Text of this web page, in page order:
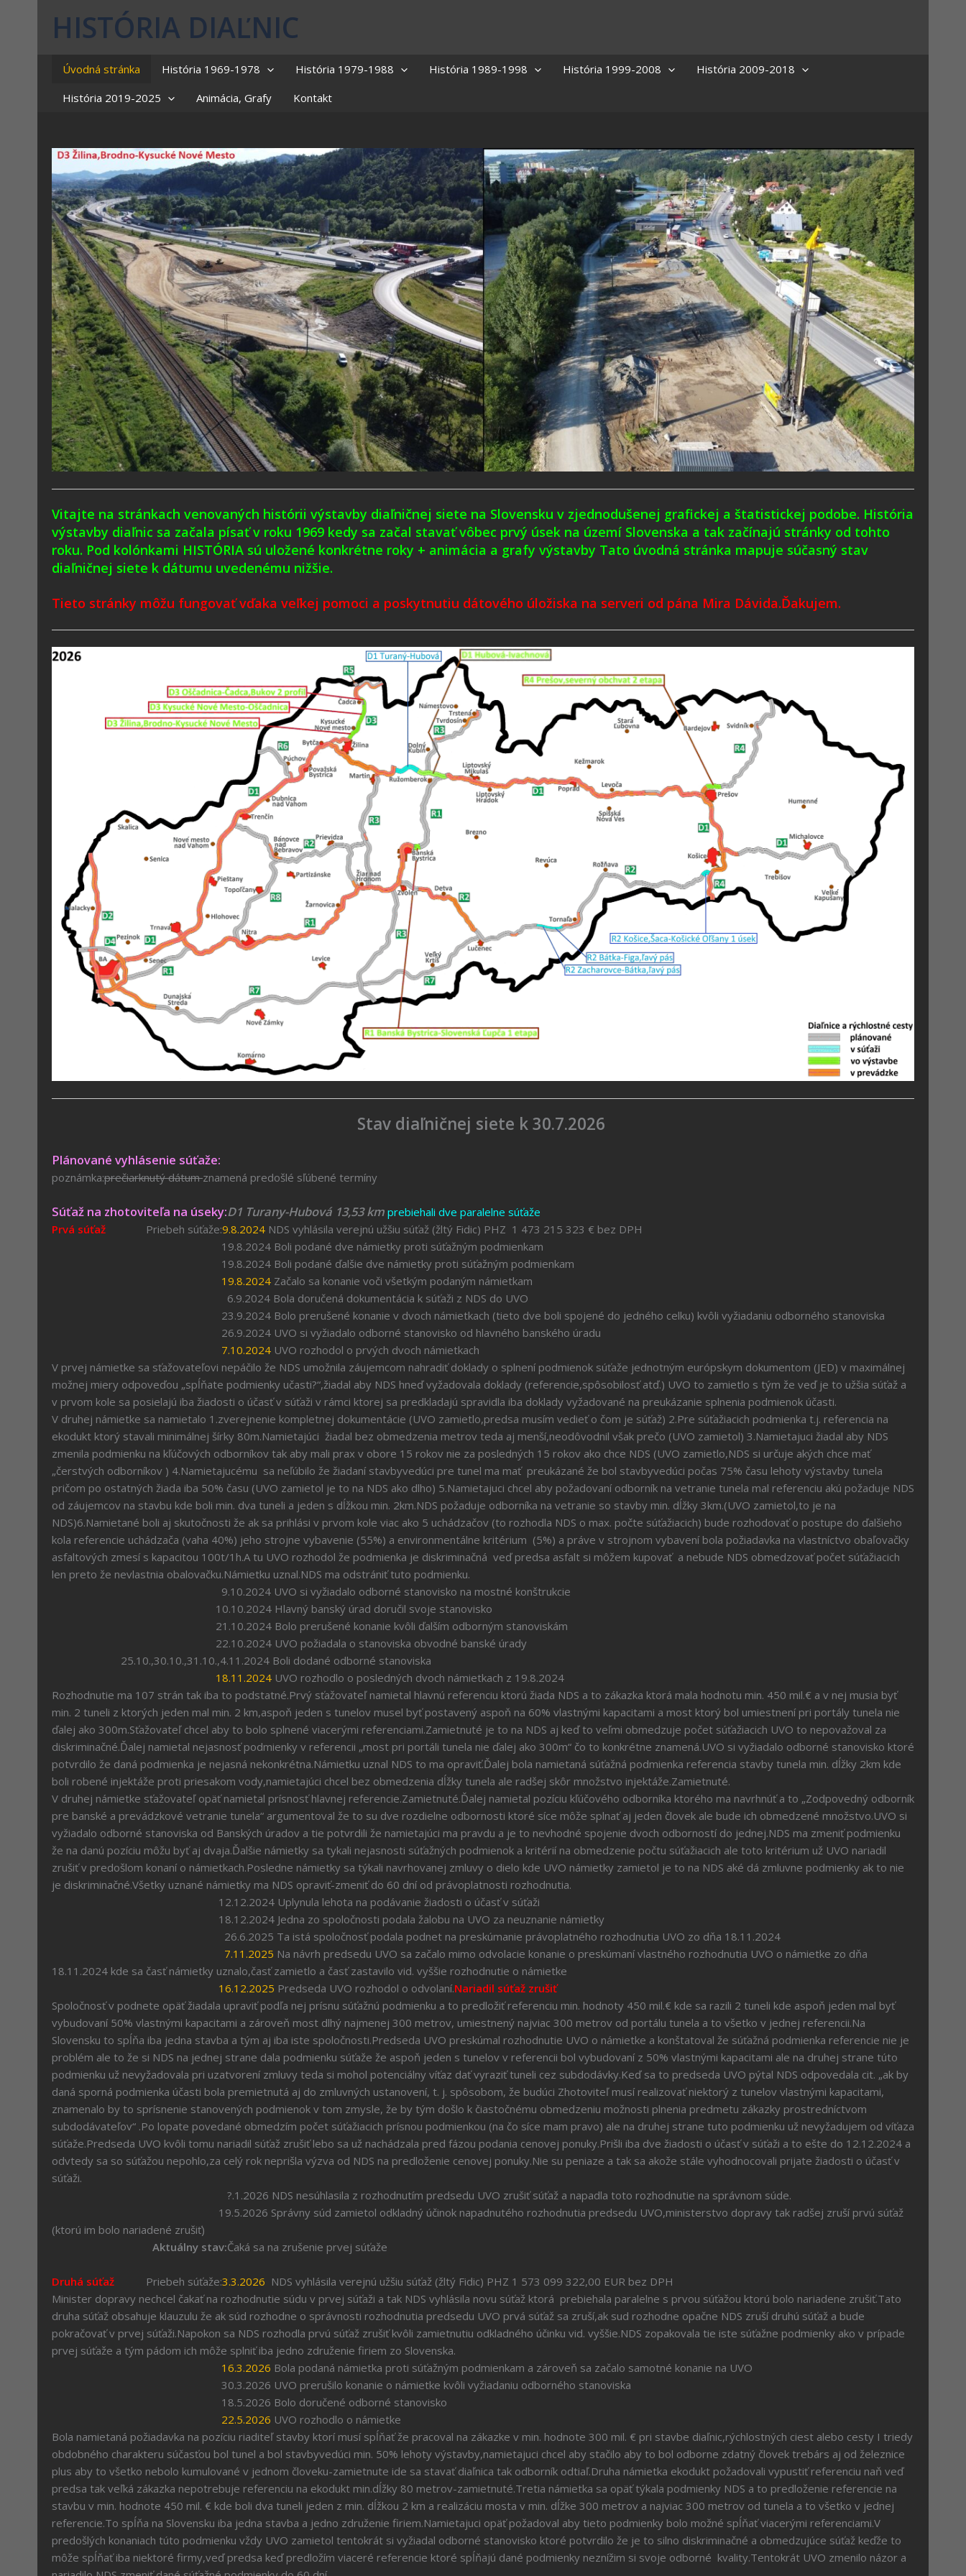
HISTÓRIA DIAĽNIC
Úvodná stránka História 1969-1978 História 1979-1988 História 1989-1998 História 1999-2008
História 2009-2018
História 2019-2025
Animácia, Grafy Kontakt
Vitajte na stránkach venovaných histórii výstavby diaľničnej siete na Slovensku v zjednodušenej grafickej a štatistickej podobe. História
výstavby diaľnic sa začala písať v roku 1969 kedy sa začal stavať vôbec prvý úsek na území Slovenska a tak začínajú stránky od tohto
roku. Pod kolónkami HISTÓRIA sú uložené konkrétne roky + animácia a grafy výstavby Tato úvodná stránka mapuje súčasný stav
diaľničnej siete k dátumu uvedenému nižšie.
Tieto stránky môžu fungovať vďaka veľkej pomoci a poskytnutiu dátového úložiska na serveri od pána Mira Dávida.Ďakujem.
Stav diaľničnej siete k 30.7.2026
Plánované vyhlásenie súťaže:
poznámka:prečiarknutý dátumznamená predošlé sľúbené termíny
Súťaž na zhotoviteľa na úseky:D1 Turany-Hubová 13,53 km prebiehali dve paralelne súťaže
Prvá súťaž Priebeh súťaže:9.8.2024 NDS vyhlásila verejnú užšiu súťaž (žltý Fidic) PHZ 1 473 215 323 € bez DPH
19.8.2024 Boli podané dve námietky proti súťažným podmienkam
19.8.2024 Boli podané ďalšie dve námietky proti súťažným podmienkam
19.8.2024 Začalo sa konanie voči všetkým podaným námietkam
6.9.2024 Bola doručená dokumentácia k súťaži z NDS do UVO
23.9.2024 Bolo prerušené konanie v dvoch námietkach (tieto dve boli spojené do jedného celku) kvôli vyžiadaniu odborného stanoviska
26.9.2024 UVO si vyžiadalo odborné stanovisko od hlavného banského úradu
7.10.2024 UVO rozhodol o prvých dvoch námietkach
V prvej námietke sa sťažovateľovi nepáčilo že NDS umožnila záujemcom nahradiť doklady o splnení podmienok súťaže jednotným európskym dokumentom (JED) v maximálnej
možnej miery odpoveďou „spĺňate podmienky učasti?“,žiadal aby NDS hneď vyžadovala doklady (referencie,spôsobilosť atď.) UVO to zamietlo s tým že veď je to užšia súťaž a
v prvom kole sa posielajú iba žiadosti o účasť v súťaži v rámci ktorej sa predkladajú spravidla iba doklady vyžadované na preukázanie splnenia podmienok účasti.
V druhej námietke sa namietalo 1.zverejnenie kompletnej dokumentácie (UVO zamietlo,predsa musím vedieť o čom je súťaž) 2.Pre súťažiacich podmienka t.j. referencia na
ekodukt ktorý stavali minimálnej šírky 80m.Namietajúci žiadal bez obmedzenia metrov teda aj menší,neodôvodnil však prečo (UVO zamietol) 3.Namietajuci žiadal aby NDS
zmenila podmienku na kľúčových odborníkov tak aby mali prax v obore 15 rokov nie za posledných 15 rokov ako chce NDS (UVO zamietlo,NDS si určuje akých chce mať
„čerstvých odborníkov ) 4.Namietajucému sa neľúbilo že žiadaní stavbyvedúci pre tunel ma mať preukázané že bol stavbyvedúci počas 75% času lehoty výstavby tunela
pričom po ostatných žiada iba 50% času (UVO zamietol je to na NDS ako dlho) 5.Namietajuci chcel aby požadovaní odborník na vetranie tunela mal referenciu akú požaduje NDS
od záujemcov na stavbu kde boli min. dva tuneli a jeden s dĺžkou min. 2km.NDS požaduje odborníka na vetranie so stavby min. dĺžky 3km.(UVO zamietol,to je na
NDS)6.Namietané boli aj skutočnosti že ak sa prihlási v prvom kole viac ako 5 uchádzačov (to rozhodla NDS o max. počte súťažiacich) bude rozhodovať o postupe do ďalšieho
kola referencie uchádzača (vaha 40%) jeho strojne vybavenie (55%) a environmentálne kritérium (5%) a práve v strojnom vybavení bola požiadavka na vlastníctvo obaľovačky
asfaltových zmesí s kapacitou 100t/1h.A tu UVO rozhodol že podmienka je diskriminačná veď predsa asfalt si môžem kupovať a nebude NDS obmedzovať počet súťažiacich
len preto že nevlastnia obalovačku.Námietku uznal.NDS ma odstrániť tuto podmienku.
9.10.2024 UVO si vyžiadalo odborné stanovisko na mostné konštrukcie
10.10.2024 Hlavný banský úrad doručil svoje stanovisko
21.10.2024 Bolo prerušené konanie kvôli ďalším odborným stanoviskám
22.10.2024 UVO požiadala o stanoviska obvodné banské úrady
25.10.,30.10.,31.10.,4.11.2024 Boli dodané odborné stanoviska
18.11.2024 UVO rozhodlo o posledných dvoch námietkach z 19.8.2024
Rozhodnutie ma 107 strán tak iba to podstatné.Prvý sťažovateľ namietal hlavnú referenciu ktorú žiada NDS a to zákazka ktorá mala hodnotu min. 450 mil.€ a v nej musia byť
min. 2 tuneli z ktorých jeden mal min. 2 km,aspoň jeden s tunelov musel byť postavený aspoň na 60% vlastnými kapacitami a most ktorý bol umiestnení pri portály tunela nie
ďalej ako 300m.Sťažovateľ chcel aby to bolo splnené viacerými referenciami.Zamietnuté je to na NDS aj keď to veľmi obmedzuje počet súťažiacich UVO to nepovažoval za
diskriminačné.Ďalej namietal nejasnosť podmienky v referencii „most pri portáli tunela nie ďalej ako 300m“ čo to konkrétne znamená.UVO si vyžiadalo odborné stanovisko ktoré
potvrdilo že daná podmienka je nejasná nekonkrétna.Námietku uznal NDS to ma opraviť.Ďalej bola namietaná súťažná podmienka referencia stavby tunela min. dĺžky 2km kde
boli robené injektáže proti priesakom vody,namietajúci chcel bez obmedzenia dĺžky tunela ale radšej skôr množstvo injektáže.Zamietnuté.
V druhej námietke sťažovateľ opäť namietal prísnosť hlavnej referencie.Zamietnuté.Ďalej namietal pozíciu kľúčového odborníka ktorého ma navrhnúť a to „Zodpovedný odborník
pre banské a prevádzkové vetranie tunela“ argumentoval že to su dve rozdielne odbornosti ktoré síce môže splnať aj jeden človek ale bude ich obmedzené množstvo.UVO si
vyžiadalo odborné stanoviska od Banských úradov a tie potvrdili že namietajúci ma pravdu a je to nevhodné spojenie dvoch odborností do jednej.NDS ma zmeniť podmienku
že na danú pozíciu môžu byť aj dvaja.Ďalšie námietky sa tykali nejasnosti súťažných podmienok a kritérií na obmedzenie počtu súťažiacich ale toto kritérium už UVO nariadil
zrušiť v predošlom konaní o námietkach.Posledne námietky sa týkali navrhovanej zmluvy o dielo kde UVO námietky zamietol je to na NDS aké dá zmluvne podmienky ak to nie
je diskriminačné.Všetky uznané námietky ma NDS opraviť-zmeniť do 60 dní od právoplatnosti rozhodnutia.
12.12.2024 Uplynula lehota na podávanie žiadosti o účasť v súťaži
18.12.2024 Jedna zo spoločnosti podala žalobu na UVO za neuznanie námietky
26.6.2025 Ta istá spoločnosť podala podnet na preskúmanie právoplatného rozhodnutia UVO zo dňa 18.11.2024
7.11.2025 Na návrh predsedu UVO sa začalo mimo odvolacie konanie o preskúmaní vlastného rozhodnutia UVO o námietke zo dňa
18.11.2024 kde sa časť námietky uznalo,časť zamietlo a časť zastavilo vid. vyššie rozhodnutie o námietke
16.12.2025 Predseda UVO rozhodol o odvolaní.Nariadil súťaž zrušiť
Spoločnosť v podnete opäť žiadala upraviť podľa nej prísnu súťažnú podmienku a to predložiť referenciu min. hodnoty 450 mil.€ kde sa razili 2 tuneli kde aspoň jeden mal byť
vybudovaní 50% vlastnými kapacitami a zároveň most dlhý najmenej 300 metrov, umiestnený najviac 300 metrov od portálu tunela a to všetko v jednej referencii.Na
Slovensku to spĺňa iba jedna stavba a tým aj iba iste spoločnosti.Predseda UVO preskúmal rozhodnutie UVO o námietke a konštatoval že súťažná podmienka referencie nie je
problém ale to že si NDS na jednej strane dala podmienku súťaže že aspoň jeden s tunelov v referencii bol vybudovaní z 50% vlastnými kapacitami ale na druhej strane túto
podmienku už nevyžadovala pri uzatvorení zmluvy teda si mohol potenciálny víťaz dať vyraziť tuneli cez subdodávky.Keď sa to predseda UVO pýtal NDS odpovedala cit. „ak by
daná sporná podmienka účasti bola premietnutá aj do zmluvných ustanovení, t. j. spôsobom, že budúci Zhotoviteľ musí realizovať niektorý z tunelov vlastnými kapacitami,
znamenalo by to sprísnenie stanovených podmienok v tom zmysle, že by tým došlo k čiastočnému obmedzeniu možnosti plnenia predmetu zákazky prostredníctvom
subdodávateľov“ .Po lopate povedané obmedzím počet súťažiacich prísnou podmienkou (na čo síce mam pravo) ale na druhej strane tuto podmienku už nevyžadujem od víťaza
súťaže.Predseda UVO kvôli tomu nariadil súťaž zrušiť lebo sa už nachádzala pred fázou podania cenovej ponuky.Prišli iba dve žiadosti o účasť v súťaži a to ešte do 12.12.2024 a
odvtedy sa so súťažou nepohlo,za celý rok neprišla výzva od NDS na predloženie cenovej ponuky.Nie su peniaze a tak sa akože stále vyhodnocovali prijate žiadosti o účasť v
súťaži.
?.1.2026 NDS nesúhlasila z rozhodnutím predsedu UVO zrušiť súťaž a napadla toto rozhodnutie na správnom súde.
19.5.2026 Správny súd zamietol odkladný účinok napadnutého rozhodnutia predsedu UVO,ministerstvo dopravy tak radšej zruší prvú súťaž
(ktorú im bolo nariadené zrušiť)
Aktuálny stav:Čaká sa na zrušenie prvej súťaže
Druhá súťaž Priebeh súťaže:3.3.2026 NDS vyhlásila verejnú užšiu súťaž (žltý Fidic) PHZ 1 573 099 322,00 EUR bez DPH
Minister dopravy nechcel čakať na rozhodnutie súdu v prvej súťaži a tak NDS vyhlásila novu súťaž ktorá prebiehala paralelne s prvou súťažou ktorú bolo nariadene zrušiť.Tato
druha súťaž obsahuje klauzulu že ak súd rozhodne o správnosti rozhodnutia predsedu UVO prvá súťaž sa zruší,ak sud rozhodne opačne NDS zruší druhú súťaž a bude
pokračovať v prvej súťaži.Napokon sa NDS rozhodla prvú súťaž zrušiť kvôli zamietnutiu odkladného účinku vid. vyššie.NDS zopakovala tie iste súťažne podmienky ako v prípade
prvej súťaže a tým pádom ich môže splniť iba jedno združenie firiem zo Slovenska.
16.3.2026 Bola podaná námietka proti súťažným podmienkam a zároveň sa začalo samotné konanie na UVO
30.3.2026 UVO prerušilo konanie o námietke kvôli vyžiadaniu odborného stanoviska
18.5.2026 Bolo doručené odborné stanovisko
22.5.2026 UVO rozhodlo o námietke
Bola namietaná požiadavka na pozíciu riaditeľ stavby ktorí musí spĺňať že pracoval na zákazke v min. hodnote 300 mil. € pri stavbe diaľnic,rýchlostných ciest alebo cesty I triedy
obdobného charakteru súčasťou bol tunel a bol stavbyvedúci min. 50% lehoty výstavby,namietajuci chcel aby stačilo aby to bol odborne zdatný človek trebárs aj od železnice
plus aby to všetko nebolo kumulované v jednom človeku-zamietnute ide sa stavať diaľnica tak odborník odtiaľ.Druha námietka ekodukt požadovali vypustiť referenciu naň veď
predsa tak veľká zákazka nepotrebuje referenciu na ekodukt min.dĺžky 80 metrov-zamietnuté.Tretia námietka sa opäť týkala podmienky NDS a to predloženie referencie na
stavbu v min. hodnote 450 mil. € kde boli dva tuneli jeden z min. dĺžkou 2 km a realizáciu mosta v min. dĺžke 300 metrov a najviac 300 metrov od tunela a to všetko v jednej
referencie.To spĺňa na Slovensku iba jedna stavba a jedno združenie firiem.Namietajuci opäť požadoval aby tieto podmienky bolo možné spĺňať viacerými referenciami.V
predošlých konaniach túto podmienku vždy UVO zamietol tentokrát si vyžiadal odborné stanovisko ktoré potvrdilo že je to silno diskriminačné a obmedzujúce súťaž keďže to
môže spĺňať iba niektoré firmy,veď predsa keď predložím viaceré referencie ktoré spĺňajú dané podmienky neznížim si svoje odborné kvality.Tentokrát UVO zmenilo názor a